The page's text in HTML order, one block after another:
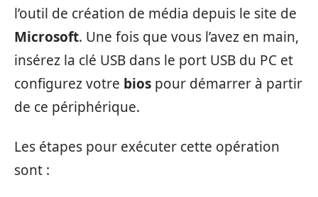
l’outil de création de média depuis le site de
Microsoft. Une fois que vous l’avez en main,
insérez la clé USB dans le port USB du PC et
configurez votre bios pour démarrer à partir
de ce périphérique.
Les étapes pour exécuter cette opération
sont :